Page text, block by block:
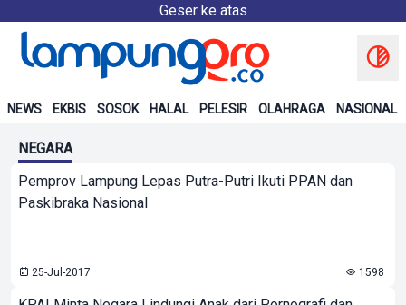
Geser ke atas
NEWS EKBIS SOSOK HALAL PELESIR OLAHRAGA NASIONAL
NEGARA
Pemprov Lampung Lepas Putra-Putri Ikuti PPAN dan
Paskibraka Nasional
25-Jul-2017 1598